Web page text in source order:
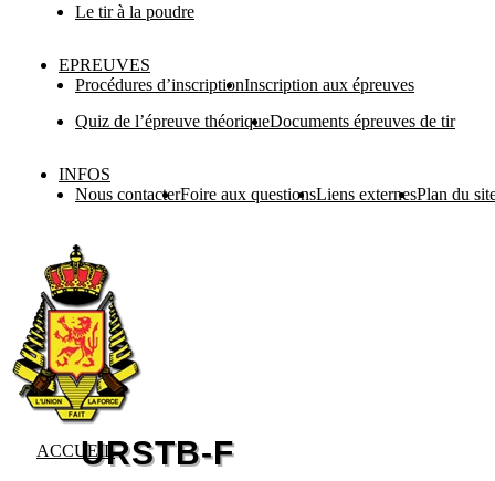
Le tir à la poudre
EPREUVES
Procédures d’inscriptionInscription aux épreuves
Quiz de l’épreuve théoriqueDocuments épreuves de tir
INFOS
Nous contacterFoire aux questionsLiens externesPlan du
ACCUEIL